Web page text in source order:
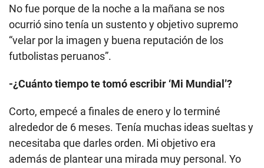
No fue porque de la noche a la mañana se nos
ocurrió sino tenía un sustento y objetivo supremo
“velar por la imagen y buena reputación de los
futbolistas peruanos”.
-¿Cuánto tiempo te tomó escribir ‘Mi Mundial’?
Corto, empecé a finales de enero y lo terminé
alrededor de 6 meses. Tenía muchas ideas sueltas y
necesitaba que darles orden. Mi objetivo era
además de plantear una mirada muy personal. Yo